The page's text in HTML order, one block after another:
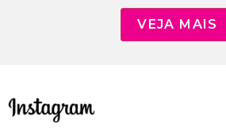
VEJA MAIS